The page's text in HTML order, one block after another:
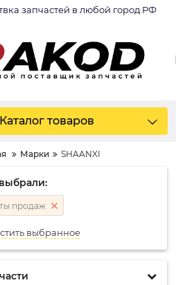
запчастей в любой город РФ
Каталог товаров
Марки SHAANXI
продаж
выбранное